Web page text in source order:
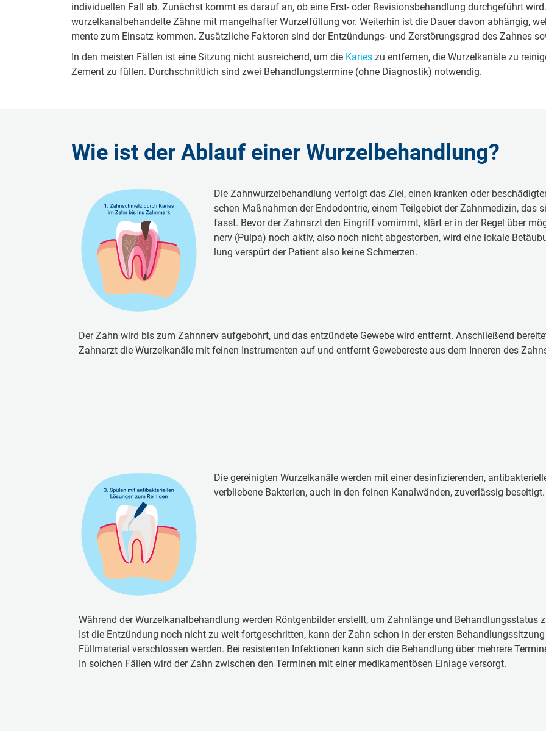
in­di­vi­du­el­len Fall ab. Zu­nächst kommt es dar­auf an, ob ei­ne Erst- oder Re­vi­sions­be­hand­lung durch­ge­führt
wur­zel­ka­nal­be­han­del­te Zäh­ne mit man­gel­haf­ter Wur­zel­fül­lung vor. Wei­ter­hin ist die Dau­er da­von ab­hän­gig,
men­te zum Ein­satz kom­men. Zu­sätz­li­che Fak­to­ren sind der Ent­zün­dungs- und Zer­stö­rungs­grad des Zah­nes
In den meis­ten Fäl­len ist ei­ne Sit­zung nicht aus­rei­chend, um die Ka­ries zu ent­fer­nen, die Wur­zel­ka­nä­le zu
Ze­ment zu fül­len. Durch­schnitt­lich sind zwei Be­hand­lungs­ter­mi­ne (oh­ne Dia­gno­stik) not­wen­dig.
Wie ist der Ablauf einer Wurzelbehandlung?
Die Zahn­wur­zel­be­hand­lung ver­folgt das Ziel, ei­nen kran­ken oder
schen Maßnah­men der Endodontrie, ei­nem Teil­ge­biet der Zahn­me­di­zin, das
fasst. Be­vor der Zahn­arzt den Ein­griff vor­nimmt, klärt er in der Re­gel über
nerv (Pul­pa) noch ak­tiv, al­so noch nicht ab­ge­stor­ben, wird ei­ne lo­ka­le
lung ver­spürt der Pa­tient al­so kei­ne Schmer­zen.
Der Zahn wird bis zum Zahnnerv aufgebohrt, und das entzündete Gewebe wird entfernt. Anschließend
Zahnarzt die Wurzelkanäle mit feinen Instrumenten auf und entfernt Gewebereste aus dem Inneren des
Die gereinigten Wurzelkanäle werden mit einer desinfizierenden,
verbliebene Bakterien, auch in den feinen Kanalwänden, zuverlässig beseitigt.
Wäh­rend der Wur­zel­ka­nal­be­hand­lung wer­den Rönt­gen­bil­der er­stellt, um Zahn­län­ge und Be­hand­lungs­sta­tus
Ist die Ent­zün­dung noch nicht zu weit fort­ge­schrit­ten, kann der Zahn schon in der ers­ten
Füll­ma­te­ri­al ver­schlos­sen wer­den. Bei re­sis­ten­ten In­fek­tio­nen kann sich die Be­hand­lung über meh­re­re
In sol­chen Fäl­len wird der Zahn zwi­schen den Ter­mi­nen mit ei­ner me­di­ka­men­tö­sen Ein­la­ge ver­sorgt.